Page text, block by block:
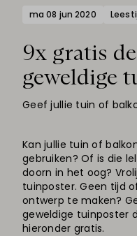
ma 08 jun 2020
9x gratis
geweldige
Geef jullie tuin of
Kan jullie tuin of
gebruiken? Of is die
doorn in het oog?
tuinposter. Geen tijd
ontwerp te maken?
geweldige tuinposter
hieronder gratis.